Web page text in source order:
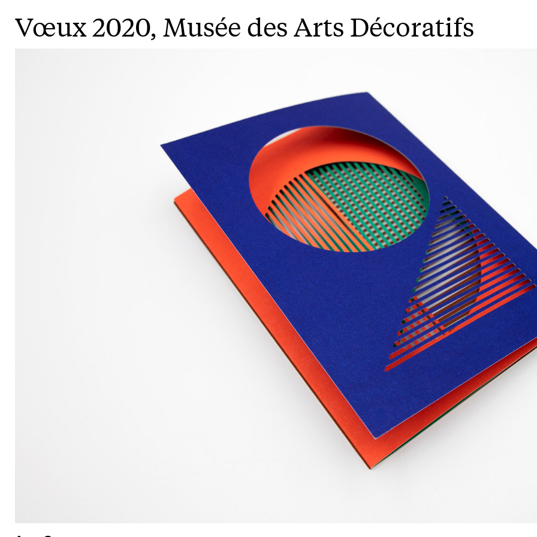
Vœux 2020, Musée des Arts Décoratifs